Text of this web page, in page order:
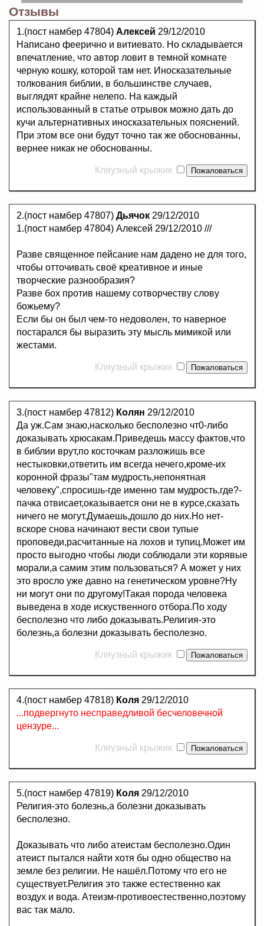
Отзывы
1.(пост намбер 47804) Алексей 29/12/2010
Написано феерично и витиевато. Но складывается
впечатление, что автор ловит в темной комнате
черную кошку, которой там нет. Иносказательные
толкования библии, в большинстве случаев,
выглядят крайне нелепо. На каждый
использованный в статье отрывок можно дать до
кучи альтернативных иносказательных пояснений.
При этом все они будут точно так же обоснованны,
вернее никак не обоснованны.
Кляузный крыжик
2.(пост намбер 47807) Дьячок 29/12/2010
1.(пост намбер 47804) Алексей 29/12/2010 ///
Разве священное пейсание нам дадено не для того,
чтобы отточивать своё креативное и иные
творческие разнообразия?
Разве бох против нашему сотворчеству слову
божьему?
Если бы он был чем-то недоволен, то наверное
постарался бы выразить эту мысль мимикой или
жестами.
Кляузный крыжик
3.(пост намбер 47812) Колян 29/12/2010
Да уж.Сам знаю,насколько бесполезно чт0-либо
доказывать хрюсакам.Приведешь массу фактов,что
в библии врут,по косточкам разложишь все
нестыковки,ответить им всегда нечего,кроме-их
коронной фразы"там мудрость,непонятная
человеку",спросишь-где именно там мудрость,где?-
пачка отвисает,оказывается они не в курсе,сказать
ничего не могут.Думаешь,дошло до них.Но нет-
вскоре снова начинают вести свои тупые
проповеди,расчитанные на лохов и тупиц.Может им
просто выгодно чтобы люди соблюдали эти корявые
морали,а самим этим пользоваться? А может у них
это вросло уже давно на генетическом уровне?Ну
ни могут они по другому!Такая порода человека
выведена в ходе искуственного отбора.По ходу
бесполезно что либо доказывать.Религия-это
болезнь,а болезни доказывать бесполезно.
Кляузный крыжик
4.(пост намбер 47818) Коля 29/12/2010
...подвергнуто несправедливой бесчеловечной
цензуре...
Кляузный крыжик
5.(пост намбер 47819) Коля 29/12/2010
Религия-это болезнь,а болезни доказывать
бесполезно.
Доказывать что либо атеистам бесполезно.Один
атеист пытался найти хотя бы одно общество на
земле без религии. Не нашёл.Потому что его не
существует.Религия это также естественно как
воздух и вода. Атеизм-противоестественно,поэтому
вас так мало.